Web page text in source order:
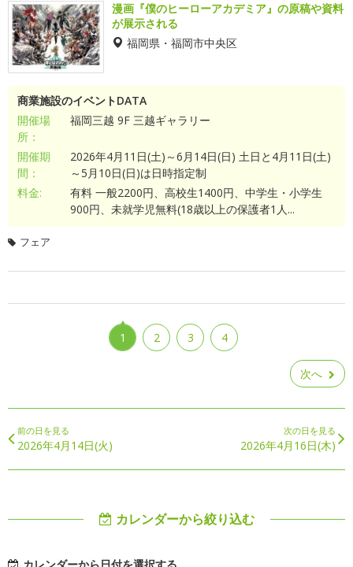
漫画『僕のヒーローアカデミア』の原稿や資料
が展示される
福岡県・福岡市中央区
商業施設のイベントDATA
開催場
所：
福岡三越 9F 三越ギャラリー
開催期
間：
2026年4月11日(土)～6月14日(日) 土日と4月11日(土)
～5月10日(日)は日時指定制
料金:
有料 一般2200円、高校生1400円、中学生・小学生
900円、未就学児無料(18歳以上の保護者1人...
フェア
1 2 3 4
次へ
前の日を見る
2026年4月14日(火)
次の日を見る
2026年4月16日(木)
カレンダーから絞り込む